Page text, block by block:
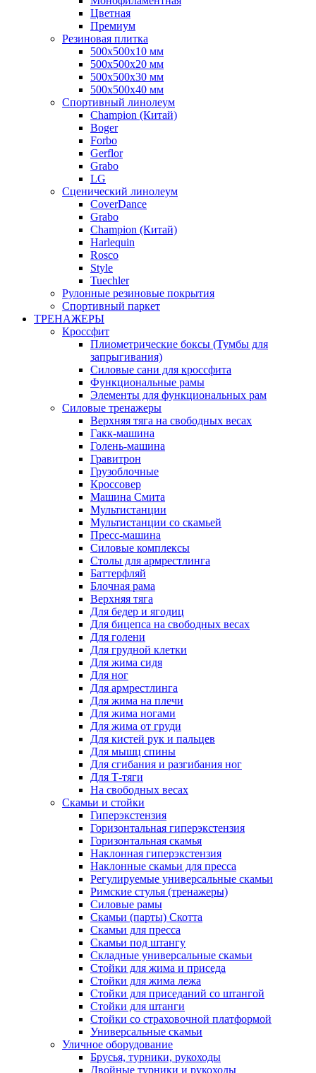
Цветная
Премиум
Резиновая плитка
500х500х10 мм
500х500х20 мм
500х500х30 мм
500х500х40 мм
Спортивный линолеум
Champion (Китай)
Boger
Forbo
Gerflor
Grabo
LG
Сценический линолеум
CoverDance
Grabo
Champion (Китай)
Harlequin
Rosco
Style
Tuechler
Рулонные резиновые покрытия
Спортивный паркет
ТРЕНАЖЕРЫ
Кроссфит
Плиометрические боксы (Тумбы для
запрыгивания)
Силовые сани для кроссфита
Функциональные рамы
Элементы для функциональных рам
Силовые тренажеры
Верхняя тяга на свободных весах
Гакк-машина
Голень-машина
Гравитрон
Грузоблочные
Кроссовер
Машина Смита
Мультистанции
Мультистанции со скамьей
Пресс-машина
Силовые комплексы
Столы для армрестлинга
Баттерфляй
Блочная рама
Верхняя тяга
Для бедер и ягодиц
Для бицепса на свободных весах
Для голени
Для грудной клетки
Для жима сидя
Для ног
Для армрестлинга
Для жима на плечи
Для жима ногами
Для жима от груди
Для кистей рук и пальцев
Для мышц спины
Для сгибания и разгибания ног
Для Т-тяги
На свободных весах
Скамьи и стойки
Гиперэкстензия
Горизонтальная гиперэкстензия
Горизонтальная скамья
Наклонная гиперэкстензия
Наклонные скамьи для пресса
Регулируемые универсальные скамьи
Римские стулья (тренажеры)
Силовые рамы
Скамьи (парты) Скотта
Скамьи для пресса
Скамьи под штангу
Складные универсальные скамьи
Стойки для жима и приседа
Стойки для жима лежа
Стойки для приседаний со штангой
Стойки для штанги
Стойки со страховочной платформой
Универсальные скамьи
Уличное оборудование
Брусья, турники, рукоходы
Двойные турники и рукоходы